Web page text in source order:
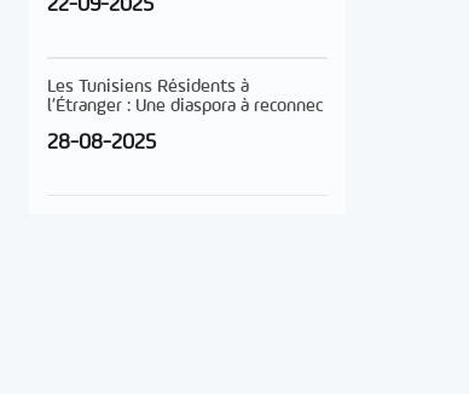
22-09-2025
Les Tunisiens Résidents à
l’Étranger : Une diaspora à reconnec
28-08-2025